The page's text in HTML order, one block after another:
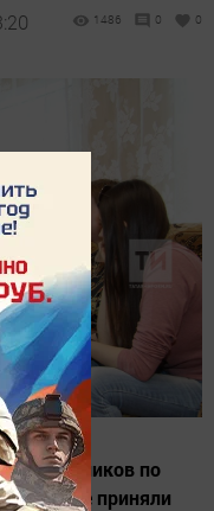
1486 0 0
по
уже приняли